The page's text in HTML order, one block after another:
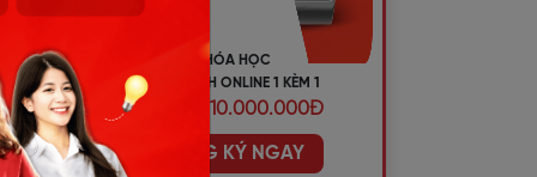
KHÓA HỌC
TIẾNG ANH ONLINE 1 KÈM 1
ƯU ĐÃI 10.000.000Đ
ĐĂNG KÝ NGAY